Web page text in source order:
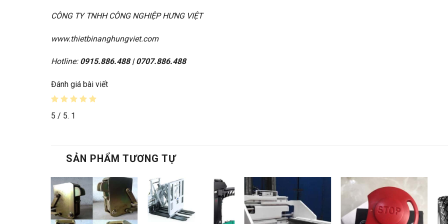
CÔNG TY TNHH CÔNG NGHIỆP HƯNG VIỆT
www.thietbinanghungviet.com
Hotline: 0915.886.488 | 0707.886.488
Đánh giá bài viết
5 / 5. 1
SẢN PHẨM TƯƠNG TỰ